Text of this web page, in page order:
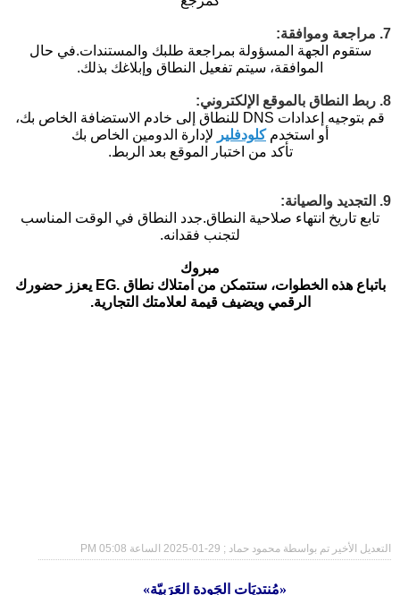
7. مراجعة وموافقة:
ستقوم الجهة المسؤولة بمراجعة طلبك والمستندات.في حال
الموافقة، سيتم تفعيل النطاق وإبلاغك بذلك.
8. ربط النطاق بالموقع الإلكتروني:
قم بتوجيه إعدادات DNS للنطاق إلى خادم الاستضافة الخاص بك،
أو استخدمكلودفلير لإدارة الدومين الخاص بك
تأكد من اختبار الموقع بعد الربط.
9. التجديد والصيانة:
تابع تاريخ انتهاء صلاحية النطاق.جدد النطاق في الوقت المناسب
لتجنب فقدانه.
مبروك
باتباع هذه الخطوات، ستتمكن من امتلاك نطاق .EG يعزز حضورك
الرقمي ويضيف قيمة لعلامتك التجارية.
التعديل الأخير تم بواسطة محمود حماد ; 29-01-2025 الساعة 05:08 PM
«مُنتديَات الجَودة العَرَبيّة»